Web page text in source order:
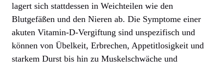
lagert sich stattdessen in Weichteilen wie den
Blutgefäßen und den Nieren ab. Die Symptome einer
akuten Vitamin-D-Vergiftung sind unspezifisch und
können von Übelkeit, Erbrechen, Appetitlosigkeit und
starkem Durst bis hin zu Muskelschwäche und